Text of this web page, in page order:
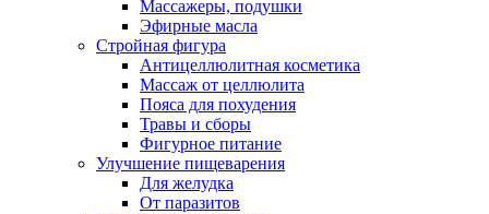
Массажеры, подушки
Эфирные масла
Стройная фигура
Антицеллюлитная косметика
Массаж от целлюлита
Пояса для похудения
Травы и сборы
Фигурное питание
Улучшение пищеварения
Для желудка
От паразитов